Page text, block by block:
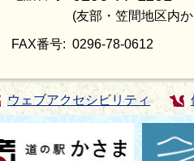
(友部・笠間地区内
FAX番号: 0296-78-0612
ウェブアクセシビリティ